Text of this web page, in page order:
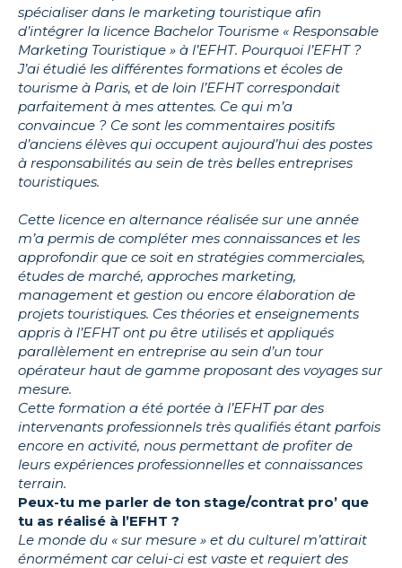
spécialiser dans le marketing touristique afin
d’intégrer la licence Bachelor Tourisme « Responsable
Marketing Touristique » à l’EFHT. Pourquoi l’EFHT ?
J’ai étudié les différentes formations et écoles de
tourisme à Paris, et de loin l’EFHT correspondait
parfaitement à mes attentes. Ce qui m’a
convaincue ? Ce sont les commentaires positifs
d’anciens élèves qui occupent aujourd’hui des postes
à responsabilités au sein de très belles entreprises
touristiques.
Cette licence en alternance réalisée sur une année
m’a permis de compléter mes connaissances et les
approfondir que ce soit en stratégies commerciales,
études de marché, approches marketing,
management et gestion ou encore élaboration de
projets touristiques. Ces théories et enseignements
appris à l’EFHT ont pu être utilisés et appliqués
parallèlement en entreprise au sein d’un tour
opérateur haut de gamme proposant des voyages sur
mesure.
Cette formation a été portée à l’EFHT par des
intervenants professionnels très qualifiés étant parfois
encore en activité, nous permettant de profiter de
leurs expériences professionnelles et connaissances
terrain.
Peux-tu me parler de ton stage/contrat pro’ que
tu as réalisé à l’EFHT ?
Le monde du « sur mesure » et du culturel m’attirait
énormément car celui-ci est vaste et requiert des